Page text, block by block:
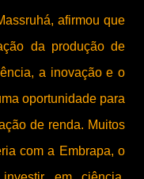
afirmou que
da produção de
a inovação e o
oportunidade para
de renda. Muitos
com a Embrapa, o